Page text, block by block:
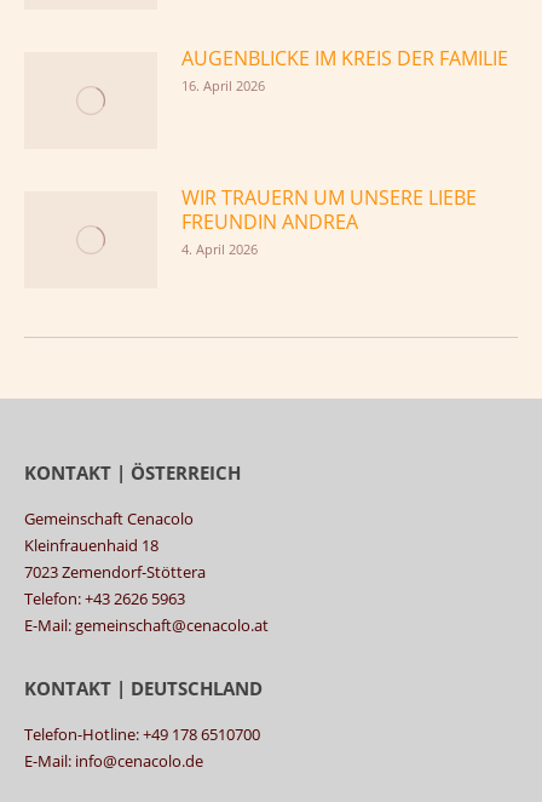
AUGENBLICKE IM KREIS DER FAMILIE
16. April 2026
WIR TRAUERN UM UNSERE LIEBE
FREUNDIN ANDREA
4. April 2026
KONTAKT | ÖSTERREICH
Gemeinschaft Cenacolo
Kleinfrauenhaid 18
7023 Zemendorf-Stöttera
Telefon: +43 2626 5963
E-Mail: gemeinschaft@cenacolo.at
KONTAKT | DEUTSCHLAND
Telefon-Hotline: +49 178 6510700
E-Mail: info@cenacolo.de